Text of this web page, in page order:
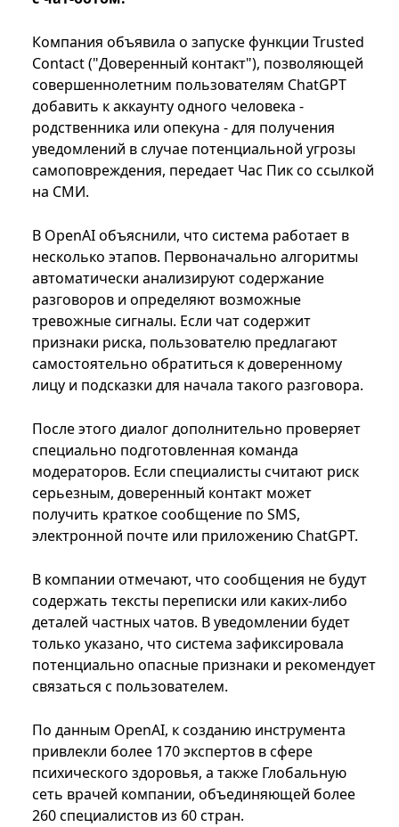
Компания объявила о запуске функции Trusted
Contact ("Доверенный контакт"), позволяющей
совершеннолетним пользователям ChatGPT
добавить к аккаунту одного человека -
родственника или опекуна - для получения
уведомлений в случае потенциальной угрозы
самоповреждения, передает Час Пик со ссылкой
на СМИ.
В OpenAI объяснили, что система работает в
несколько этапов. Первоначально алгоритмы
автоматически анализируют содержание
разговоров и определяют возможные
тревожные сигналы. Если чат содержит
признаки риска, пользователю предлагают
самостоятельно обратиться к доверенному
лицу и подсказки для начала такого разговора.
После этого диалог дополнительно проверяет
специально подготовленная команда
модераторов. Если специалисты считают риск
серьезным, доверенный контакт может
получить краткое сообщение по SMS,
электронной почте или приложению ChatGPT.
В компании отмечают, что сообщения не будут
содержать тексты переписки или каких-либо
деталей частных чатов. В уведомлении будет
только указано, что система зафиксировала
потенциально опасные признаки и рекомендует
связаться с пользователем.
По данным OpenAI, к созданию инструмента
привлекли более 170 экспертов в сфере
психического здоровья, а также Глобальную
сеть врачей компании, объединяющей более
260 специалистов из 60 стран.